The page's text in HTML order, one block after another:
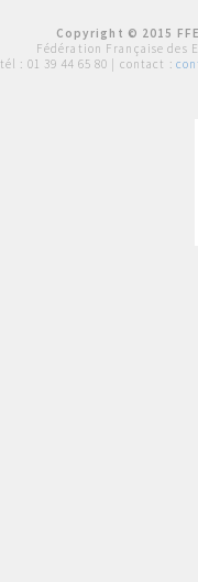
Copyright © 2015
Fédération Française des
tél : 01 39 44 65 80 | contact :